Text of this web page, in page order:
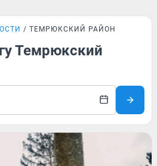
ТЕМРЮКСКИЙ РАЙОН
Темрюкский